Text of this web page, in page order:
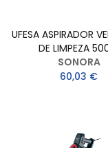
UFESA ASPIRADOR
DE LIMPEZA
SONORA
60,03 €